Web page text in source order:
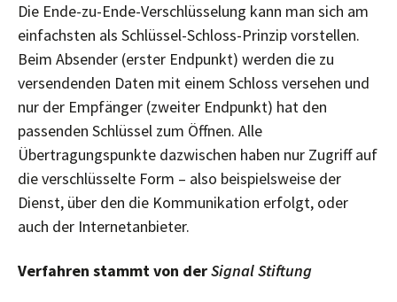
Die Ende-zu-Ende-Verschlüsselung kann man sich am
einfachsten als Schlüssel-Schloss-Prinzip vorstellen.
Beim Absender (erster Endpunkt) werden die zu
versendenden Daten mit einem Schloss versehen und
nur der Empfänger (zweiter Endpunkt) hat den
passenden Schlüssel zum Öffnen. Alle
Übertragungspunkte dazwischen haben nur Zugriff auf
die verschlüsselte Form – also beispielsweise der
Dienst, über den die Kommunikation erfolgt, oder
auch der Internetanbieter.
Verfahren stammt von derSignal Stiftung